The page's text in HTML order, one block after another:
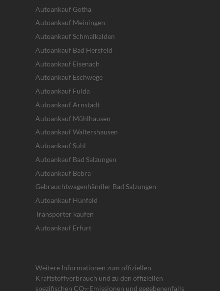
Autoankauf Gotha
Autoankauf Meiningen
Autoankauf Schmalkalden
Autoankauf Bad Hersfeld
Autoankauf Eisenach
Autoankauf Eschwege
Autoankauf Fulda
Autoankauf Arnstadt
Autoankauf Mühlhausen
Autoankauf Waltershausen
Autoankauf Suhl
Autoankauf Bad Salzungen
Autoankauf Bebra
Gebrauchtwagenhändler Bad Salzungen
Autoankauf Hünfeld
Transporter kaufen
Autoankauf Erfurt
Weitere Informationen zum offiziellen
Kraftstoffverbrauch und zu den offiziellen
spezifischen CO -Emissionen und gegebenenfalls